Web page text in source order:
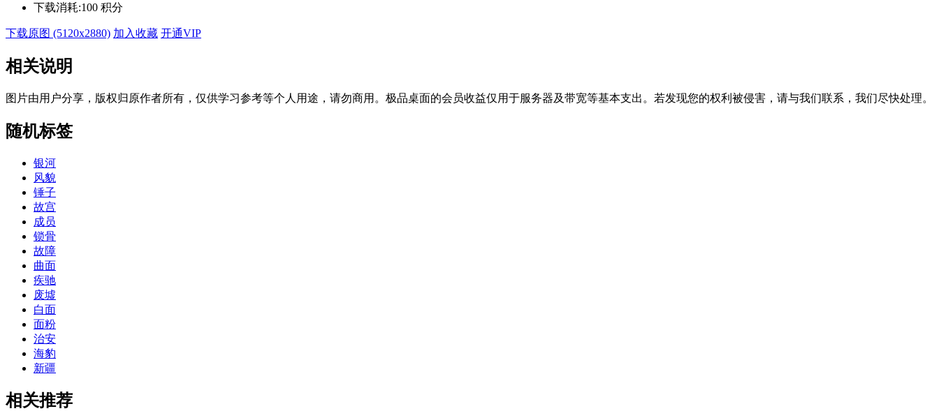
下载消耗:100 积分
下载原图 (5120x2880) 加入收藏 开通VIP
相关说明
图片由用户分享，版权归原作者所有，仅供学习参考等个人用途，请勿商用。极品桌面的会员收益仅用于服务器及带宽等基本支出。若发现您的权利被侵害，请与我们联系，我们尽快处理。
随机标签
银河
风貌
锤子
故宫
成员
锁骨
故障
曲面
疾驰
废墟
白面
面粉
治安
海豹
新疆
相关推荐